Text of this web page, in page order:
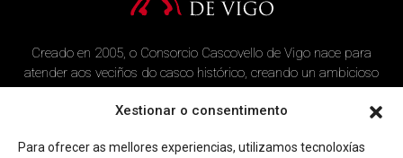
Xestionar o consentimento
Para ofrecer as mellores experiencias, utilizamos tecnoloxías
Creado en 2005, o Consorcio Cascovello de Vigo nace para
atender aos veciños do casco histórico, creando un ambicioso
programa de rehabilitación e recuperación urbana na área.